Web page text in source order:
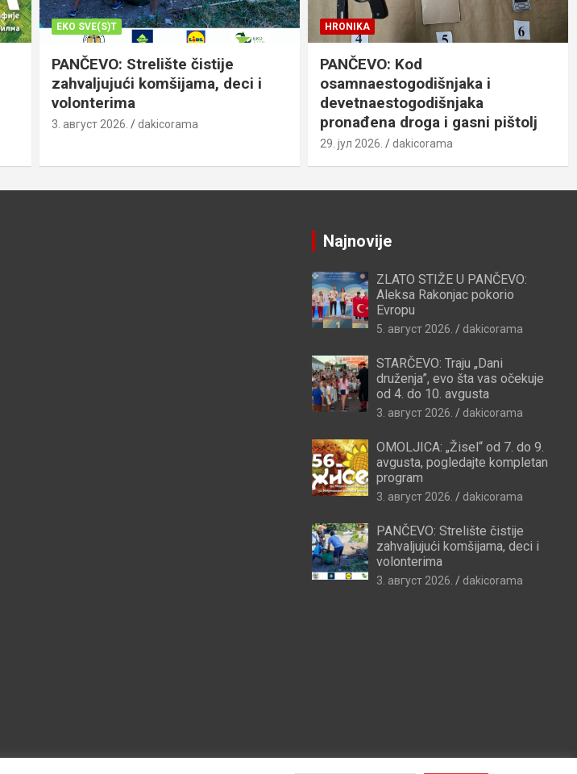
EKO SVE(S)T
PANČEVO: Strelište čistije
zahvaljujući komšijama, deci i
volonterima
3. август 2026. dakicorama
HRONIKA
PANČEVO: Kod
osamnaestogodišnjaka i
devetnaestogodišnjaka
pronađena droga i gasni pištolj
29. јул 2026. dakicorama
Najnovije
ZLATO STIŽE U PANČEVO:
Aleksa Rakonjac pokorio
Evropu
5. август 2026. dakicorama
STARČEVO: Traju „Dani
druženja”, evo šta vas očekuje
od 4. do 10. avgusta
3. август 2026. dakicorama
OMOLJICA: „Žisel“ od 7. do 9.
avgusta, pogledajte kompletan
program
3. август 2026. dakicorama
PANČEVO: Strelište čistije
zahvaljujući komšijama, deci i
volonterima
3. август 2026. dakicorama